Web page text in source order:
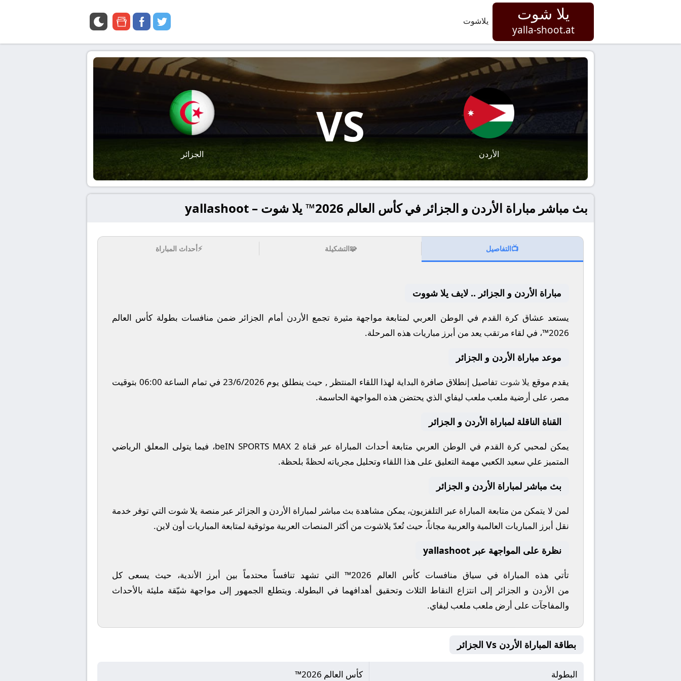
يلا شوت
yalla-shoot.at
يلاشوت twitter
facebook
google
الأردن
VS
الجزائر
بث مباشر مباراة الأردن و الجزائر في كأس العالم 2026™ يلا شوت – yallashoot
📺التفاصيل 🧩التشكيلة ⚡أحداث المباراة
مباراة الأردن و الجزائر .. لايف يلا شووت
يستعد عشاق كرة القدم في الوطن العربي لمتابعة مواجهة مثيرة تجمع الأردن أمام الجزائر ضمن منافسات بطولة كأس العالم
2026™
، في لقاء مرتقب يعد من أبرز مباريات هذه المرحلة.
موعد مباراة الأردن و الجزائر
يقدم موقع يلا شوت تفاصيل إنطلاق صافرة البداية لهذا اللقاء المنتظر , حيث ينطلق يوم 23/6/2026 في تمام الساعة 06:00 بتوقيت
مصر، على أرضية ملعب ملعب ليفاي الذي يحتضن هذه المواجهة الحاسمة.
القناة الناقلة لمباراة الأردن و الجزائر
يمكن لمحبي كرة القدم في الوطن العربي متابعة أحداث المباراة عبر قناة beIN SPORTS MAX 2، فيما يتولى المعلق الرياضي
المتميز علي سعيد الكعبي مهمة التعليق على هذا اللقاء وتحليل مجرياته لحظةً بلحظة.
بث مباشر لمباراة الأردن و الجزائر
لمن لا يتمكن من متابعة المباراة عبر التلفزيون، يمكن مشاهدة بث مباشر لمباراة الأردن و الجزائر عبر منصة يلا شوت التي توفر خدمة
نقل أبرز المباريات العالمية والعربية مجاناً، حيث تُعدّ يلاشوت من أكثر المنصات العربية موثوقية لمتابعة المباريات أون لاين.
نظرة على المواجهة عبر yallashoot
تأتي هذه المباراة في سياق منافسات كأس العالم 2026™
التي تشهد تنافساً محتدماً بين أبرز الأندية، حيث يسعى كل
من الأردن و الجزائر إلى انتزاع النقاط الثلاث وتحقيق أهدافهما في البطولة. ويتطلع الجمهور إلى مواجهة شيّقة مليئة بالأحداث
والمفاجآت على أرض ملعب ملعب ليفاي.
بطاقة المباراة الأردن Vs الجزائر
البطولة كأس العالم 2026™